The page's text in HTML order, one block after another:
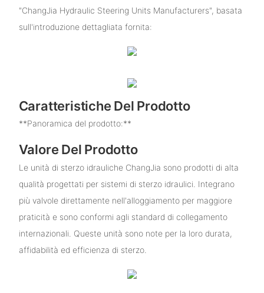
"ChangJia Hydraulic Steering Units Manufacturers", basata
sull'introduzione dettagliata fornita:
Caratteristiche Del Prodotto
**Panoramica del prodotto:**
Valore Del Prodotto
Le unità di sterzo idrauliche ChangJia sono prodotti di alta
qualità progettati per sistemi di sterzo idraulici. Integrano
più valvole direttamente nell'alloggiamento per maggiore
praticità e sono conformi agli standard di collegamento
internazionali. Queste unità sono note per la loro durata,
affidabilità ed efficienza di sterzo.